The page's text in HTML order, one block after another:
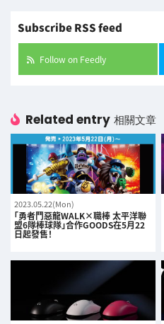
Subscribe RSS feed
Follow on Feedly
Related entry 相關文章
2023.05.22(Mon)
「勇者鬥惡龍WALK×職棒 太平洋聯
盟6隊棒球隊」合作GOODS在5月22
日起發售！